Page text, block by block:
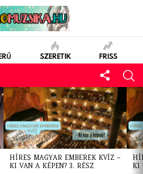
SZERETIK FRISS
HÍRES MAGYAR EMBEREK KVÍZ –
KI VAN A KÉPEN? 3. RÉSZ
KI